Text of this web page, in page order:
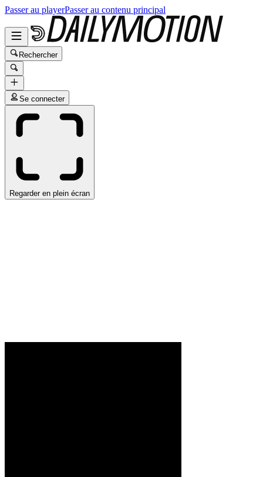
Passer au playerPasser au contenu principal
Rechercher
Se connecter
Regarder en plein écran